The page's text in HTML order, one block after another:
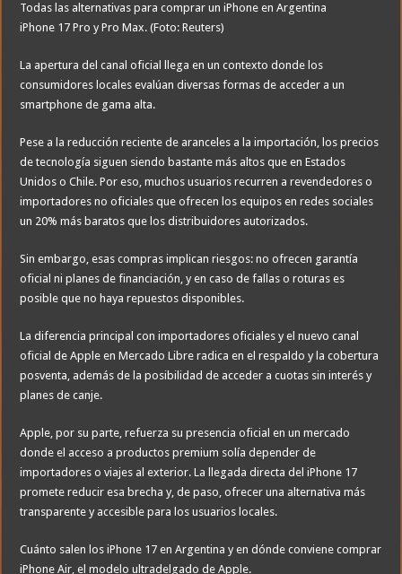
Todas las alternativas para comprar un iPhone en Argentina
iPhone 17 Pro y Pro Max. (Foto: Reuters)
La apertura del canal oficial llega en un contexto donde los
consumidores locales evalúan diversas formas de acceder a un
smartphone de gama alta.
Pese a la reducción reciente de aranceles a la importación, los precios
de tecnología siguen siendo bastante más altos que en Estados
Unidos o Chile. Por eso, muchos usuarios recurren a revendedores o
importadores no oficiales que ofrecen los equipos en redes sociales
un 20% más baratos que los distribuidores autorizados.
Sin embargo, esas compras implican riesgos: no ofrecen garantía
oficial ni planes de financiación, y en caso de fallas o roturas es
posible que no haya repuestos disponibles.
La diferencia principal con importadores oficiales y el nuevo canal
oficial de Apple en Mercado Libre radica en el respaldo y la cobertura
posventa, además de la posibilidad de acceder a cuotas sin interés y
planes de canje.
Apple, por su parte, refuerza su presencia oficial en un mercado
donde el acceso a productos premium solía depender de
importadores o viajes al exterior. La llegada directa del iPhone 17
promete reducir esa brecha y, de paso, ofrecer una alternativa más
transparente y accesible para los usuarios locales.
Cuánto salen los iPhone 17 en Argentina y en dónde conviene comprar
iPhone Air, el modelo ultradelgado de Apple.